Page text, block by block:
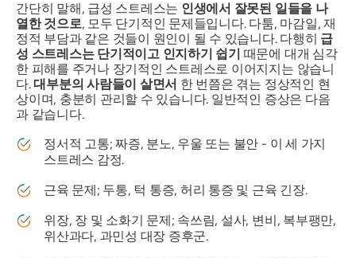
간단히 말해, 급성 스트레스는 인생에서 잘못된 일들을 나
열한 것으로, 모두 단기적인 문제들입니다. 다툼, 마감일, 재
정적 부담과 같은 것들이 원인이 될 수 있습니다. 다행히 급
성 스트레스는 단기적이고 인지하기 쉽기 때문에 대개 심각
한 피해를 주거나 장기적인 스트레스로 이어지지는 않습니
다.대부분의 사람들이 살면서 한 번쯤은 겪는 정상적인 현
상이며, 충분히 관리할 수 있습니다. 일반적인 증상은 다음
과 같습니다.
정서적 고통; 짜증, 분노, 우울 또는 불안 - 이 세 가지
스트레스 감정.
근육 문제; 두통, 턱 통증, 허리 통증 및 근육 긴장.
위장, 장 및 소화기 문제; 속쓰림, 설사, 변비, 복부팽만,
위산과다, 과민성 대장 증후군.